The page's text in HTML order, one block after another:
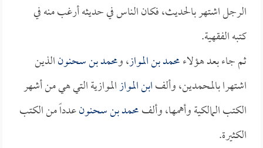
الرجل اشتهر بالحديث، فكان الناس في حديثه أرغب منه في
كتبه الفقهية.
ثم جاء بعد هؤلاءمحمد بن المواز، ومحمد بن سحنونالذين
اشتهرا بالمحمدين، وألفابن الموازالموازية التي هي من أشهر
الكتب المالكية وأهمها، وألفمحمد بن سحنونعدداً من الكتب
الكثيرة.